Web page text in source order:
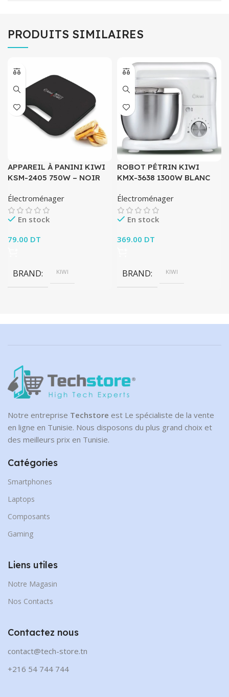
PRODUITS SIMILAIRES
APPAREIL À PANINI KIWI
KSM-2405 750W – NOIR
Électroménager
En stock
79.00 DT
BRAND KIWI
ROBOT PÉTRIN KIWI
KMX-3638 1300W BLANC
Électroménager
En stock
369.00 DT
BRAND KIWI
Notre entreprise Techstore est Le spécialiste de la vente
en ligne en Tunisie. Nous disposons du plus grand choix et
des meilleurs prix en Tunisie.
Catégories
Smartphones
Laptops
Composants
Gaming
Liens utiles
Notre Magasin
Nos Contacts
Contactez nous
contact@tech-store.tn
+216 54 744 744